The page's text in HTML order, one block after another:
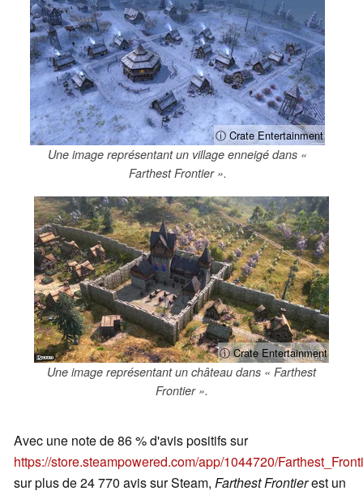
ⓘ Crate Entertainment
Une image représentant un village enneigé dans «
Farthest Frontier ».
ⓘ Crate Entertainment
Une image représentant un château dans « Farthest
Frontier ».
Avec une note de 86 % d'avis positifs sur
https://store.steampowered.com/app/1044720/
sur plus de 24 770 avis sur Steam, Farthest Frontierest un